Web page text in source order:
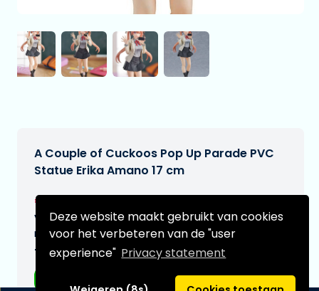
Deze website maakt gebruikt van cookies
voor het verbeteren van de "user
experience" Privacy statement
A Couple of Cuckoos Pop Up Parade PVC
Statue Erika Amano 17 cm
€45,99
Verwachtte leverdatum:
n.v.t.
Type: